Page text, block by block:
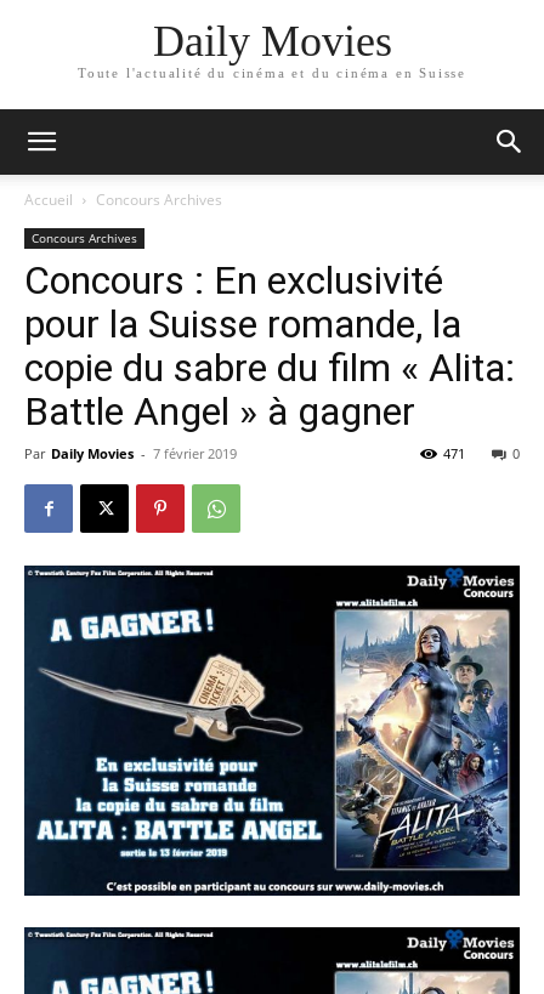
Daily Movies
Toute l'actualité du cinéma et du cinéma en Suisse
Accueil Concours Archives
Concours Archives
Concours : En exclusivité
pour la Suisse romande, la
copie du sabre du film « Alita:
Battle Angel » à gagner
Par Daily Movies - 7 février 2019 0
471